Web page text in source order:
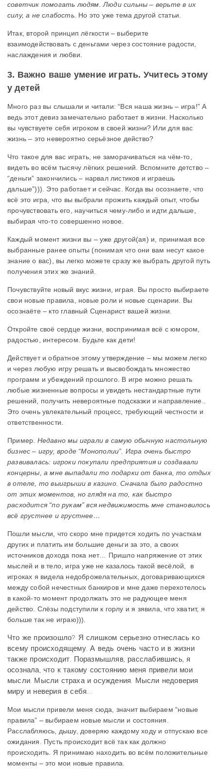
советчик помогать людям.Люди сильны – верьте в их
силу, а не слабость. Но это уже тема другой статьи.
Итак, второй принцип лёгкости – выберите
взаимодействовать с деньгами через состояние радости,
наслаждения и любви.
3. Важно ваше умение играть. Учитесь этому
у детей
Много раз вы слышали и читали: “Вся наша жизнь – игра!” А
ведь этот девиз замечательно работает в жизни. Насколько
вы чувствуете себя игроком в своей жизни? Или для вас
жизнь – это невероятно серьёзное действо?
Что такое для вас играть, не заморачиваться на чём-то,
видеть во всём тысячу лёгких решений. Вспомните детство –
“деньги” закончились – нарвал листиков и играешь
дальше”))). Это работает и сейчас. Когда вы осознаете, что
всё это игра, что вы выбрали прожить каждый опыт, чтобы
прочувствовать его, научиться чему-либо и идти дальше,
выбирая что-то совершенно новое.
Каждый момент жизни вы – уже другой(ая) и, принимая все
выбранные ранее опыты (понимая что они вам несут какое
знание о вас), вы легко можете сразу же выбрать другой путь
получения этих же знаний.
Почувствуйте новый вкус жизни, играя. Вы просто выбираете
свои новые правила, новые роли и новые сценарии. Вы
осознаёте – кто главный Сценарист вашей жизни.
Откройте своё сердце жизни, воспринимая всё с юмором,
радостью, интересом. Будьте как дети!
Действует и обратное этому утверждение – мы можем легко
и через любую игру решать и высвобождать множество
программ и убеждений прошлого. В игре можно решать
любые жизненные вопросы и увидеть нестандартные пути
решений, получить невероятные подсказки и направление..
Это очень увлекательный процесс, требующий честности и
ответственности.
Пример. Недавно мы играли в самую обычную настольную
бизнес – игру, вроде “Монополии”. Игра очень быстро
развивалась: игроки покупали предприятия и создавали
концерны, а мне выпадали то подарки от банка, то отдых
в отеле, то выигрыши в казино. Сначала было радостно
от этих моментов, но глядя на то, как быстро
расходится “по рукам” вся недвижимость мне становилось
всё грустнее и грустнее…
Пошли мысли, что скоро мне придется ходить по участкам
других и платить им большие деньги за это, а своих
источников дохода пока нет… Пришло напряжение от этих
мыслей и в тело, игра уже не казалось такой весёлой, в
игроках я видела недоброжелательных, договаривающихся
между собой нечестных банкиров и мне даже перехотелось
в какой-то момент продолжать это не радующее меня
действо. Слёзы подступили к горлу и я зявила, что хватит, я
больше так не играю))).
Что же произошло? Я слишком серьезно отнеслась ко
всему происходящему. А ведь очень часто и в жизни
также происходит. Поразмышляв, расслабившись, я
осознала, что к такому состоянию меня привели мои
мысли. Мысли страха и осуждения. Мысли недоверия
миру и неверия в себя…
Мои мысли привели меня сюда, значит выбираем “новые
правила” – выбираем новые мысли и состояния.
Расслабляюсь, дышу, доверяю каждому ходу и отпускаю все
ожидания. Пусть происходит всё так как должно
происходить. Я принимаю находить во всём положительные
моменты – это мои новые правила.